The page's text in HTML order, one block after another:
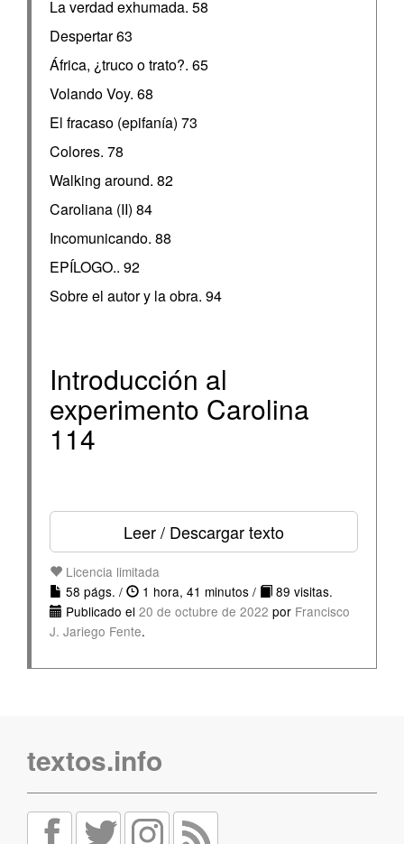
La verdad exhumada. 58
Despertar 63
África, ¿truco o trato?. 65
Volando Voy. 68
El fracaso (epifanía) 73
Colores. 78
Walking around. 82
Caroliana (II) 84
Incomunicando. 88
EPÍLOGO.. 92
Sobre el autor y la obra. 94
Introducción al
experimento Carolina
114
Leer / Descargar texto
Licencia limitada
58 págs. /
1 hora, 41 minutos /
89 visitas.
Publicado el 20 de octubre de 2022 por Francisco
J. Jariego Fente.
textos.info